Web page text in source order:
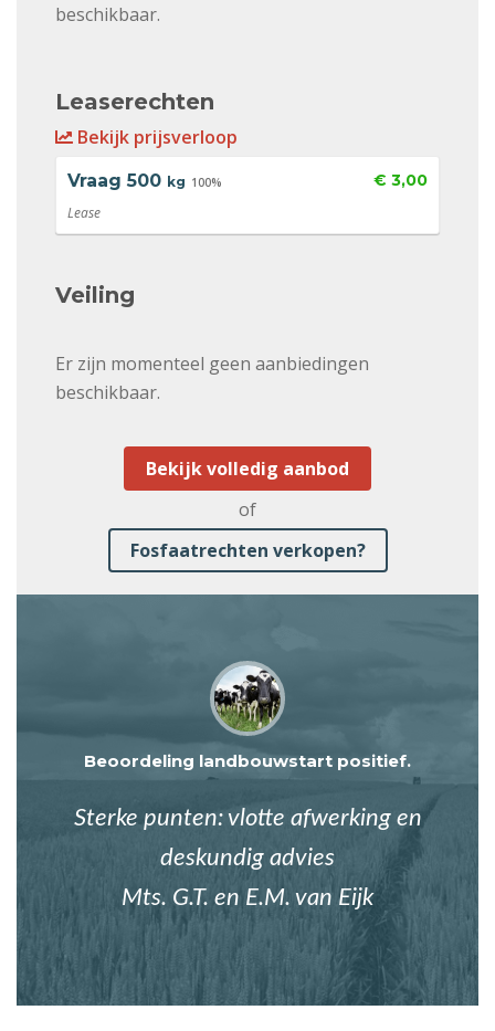
beschikbaar.
Leaserechten
Bekijk prijsverloop
Vraag 500 kg 100% € 3,00
Lease
Veiling
Er zijn momenteel geen aanbiedingen
beschikbaar.
Bekijk volledig aanbod
of
Fosfaatrechten verkopen?
Beoordeling landbouwstart positief.
Sterke punten: vlotte afwerking en
deskundig advies
Mts. G.T. en E.M. van Eijk